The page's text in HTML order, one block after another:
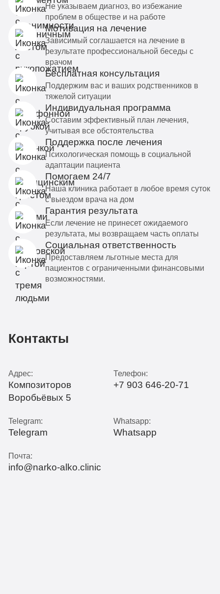
Не указываем диагноз, во избежание
проблем в обществе и на работе
Мотивация на лечение
Зависимый соглашается на лечение в
результате профессиональной беседы с
врачом
Бесплатная консультация
Поддержим вас и ваших родственников в
тяжелой ситуации
Индивидуальная программа
Составим эффективный план лечения,
учитывая все обстоятельства
Поддержка после лечения
Психологическая помощь в социальной
адаптации пациента
Помогаем 24/7
Наша клиника работает в любое время суток
с выездом врача на дом
Гарантия результата
Если лечение не принесет ожидаемого
результата, мы возвращаем часть оплаты
Социальная ответственность
Предоставляем льготные места для
пациентов с ограниченными финансовыми
возможностями.
Контакты
Адрес:
Композиторов
Воробьёвых 5
Телефон:
+7 903 646-20-71
Telegram:
Telegram
Whatsapp:
Whatsapp
Почта:
info@narko-alko.clinic